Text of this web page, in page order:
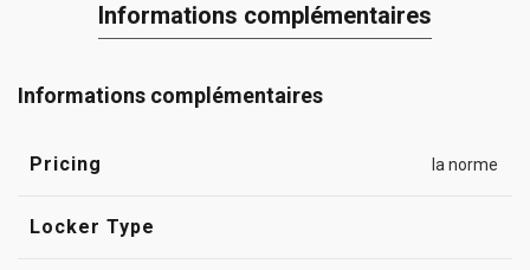
Informations complémentaires
Informations complémentaires
Pricing la norme
Locker Type